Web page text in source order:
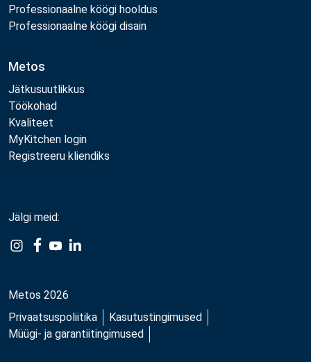
Professionaalne köögi hooldus
Professionaalne köögi disain
Metos
Jätkusuutlikkus
Töökohad
Kvaliteet
MyKitchen login
Registreeru kliendiks
Metos 2026
Privaatsuspoliitika
Kasutustingimused
Müügi- ja garantiitingimused
Jälgi meid:
ExampleExample
ExampleExample